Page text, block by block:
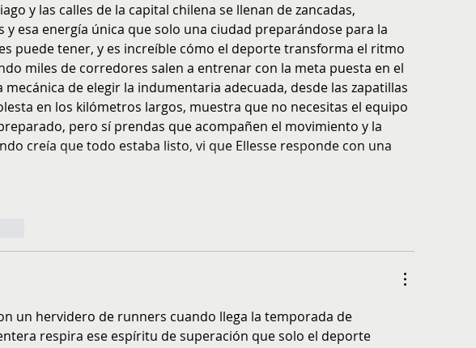
y las calles de la capital chilena se llenan de zancadas,
esa energía única que solo una ciudad preparándose para la
puede tener, y es increíble cómo el deporte transforma el ritmo
miles de corredores salen a entrenar con la meta puesta en el
de elegir la indumentaria adecuada, desde las zapatillas
en los kilómetros largos, muestra que no necesitas el equipo
pero sí prendas que acompañen el movimiento y la
creía que todo estaba listo, vi que Ellesse responde con una
un hervidero de runners cuando llega la temporada de
respira ese espíritu de superación que solo el deporte